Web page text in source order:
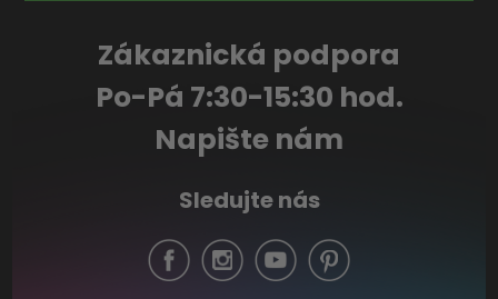
Zákaznická podpora
Po-Pá 7:30-15:30 hod.
Napište nám
Sledujte nás